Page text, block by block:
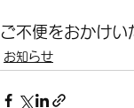
ご不便をおかけい
お知らせ